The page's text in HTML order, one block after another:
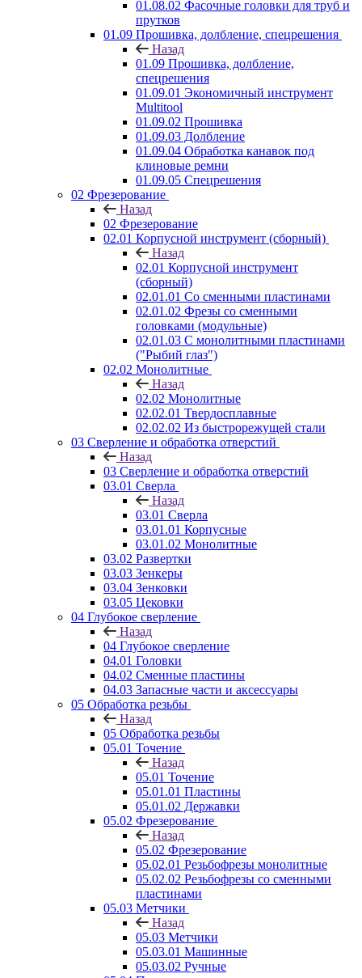
01.08.02 Фасочные головки для труб и
прутков
01.09 Прошивка, долбление, спецрешения
Назад
01.09 Прошивка, долбление,
спецрешения
01.09.01 Экономичный инструмент
Multitool
01.09.02 Прошивка
01.09.03 Долбление
01.09.04 Обработка канавок под
клиновые ремни
01.09.05 Спецрешения
02 Фрезерование
Назад
02 Фрезерование
02.01 Корпусной инструмент (сборный)
Назад
02.01 Корпусной инструмент
(сборный)
02.01.01 Со сменными пластинами
02.01.02 Фрезы со сменными
головками (модульные)
02.01.03 С монолитными пластинами
("Рыбий глаз")
02.02 Монолитные
Назад
02.02 Монолитные
02.02.01 Твердосплавные
02.02.02 Из быстрорежущей стали
03 Сверление и обработка отверстий
Назад
03 Сверление и обработка отверстий
03.01 Сверла
Назад
03.01 Сверла
03.01.01 Корпусные
03.01.02 Монолитные
03.02 Развертки
03.03 Зенкеры
03.04 Зенковки
03.05 Цековки
04 Глубокое сверление
Назад
04 Глубокое сверление
04.01 Головки
04.02 Сменные пластины
04.03 Запасные части и аксессуары
05 Обработка резьбы
Назад
05 Обработка резьбы
05.01 Точение
Назад
05.01 Точение
05.01.01 Пластины
05.01.02 Державки
05.02 Фрезерование
Назад
05.02 Фрезерование
05.02.01 Резьбофрезы монолитные
05.02.02 Резьбофрезы со сменными
пластинами
05.03 Метчики
Назад
05.03 Метчики
05.03.01 Машинные
05.03.02 Ручные